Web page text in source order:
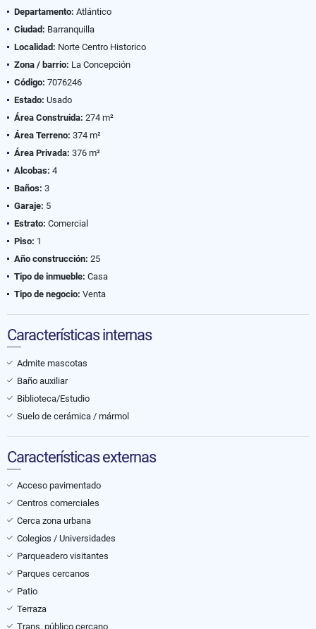
Departamento: Atlántico
Ciudad: Barranquilla
Localidad: Norte Centro Historico
Zona / barrio: La Concepción
Código: 7076246
Estado: Usado
Área Construida: 274 m²
Área Terreno: 374 m²
Área Privada: 376 m²
Alcobas: 4
Baños: 3
Garaje: 5
Estrato: Comercial
Piso: 1
Año construcción: 25
Tipo de inmueble: Casa
Tipo de negocio: Venta
Características internas
Admite mascotas
Baño auxiliar
Biblioteca/Estudio
Suelo de cerámica / mármol
Características externas
Acceso pavimentado
Centros comerciales
Cerca zona urbana
Colegios / Universidades
Parqueadero visitantes
Parques cercanos
Patio
Terraza
Trans. público cercano